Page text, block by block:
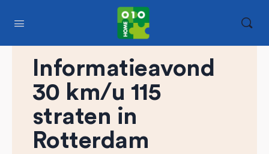
Informatieavond
30 km/u 115
straten in
Rotterdam